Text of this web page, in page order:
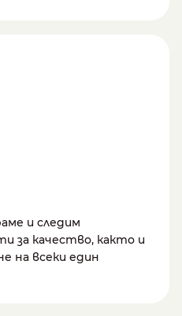
и следим
за качество, както и
на всеки един